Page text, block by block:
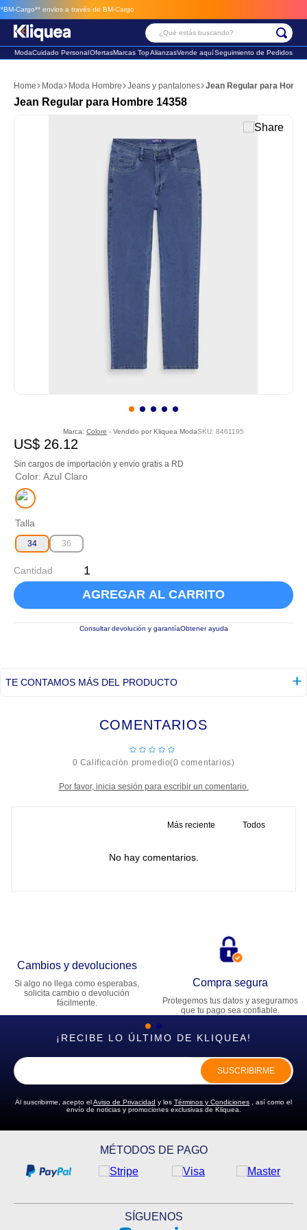
envios a través de BM-Cargo
¿Qué estás buscando?
ModaCuidado PersonalOfertasMarcas TopAlianzasVende aquíSeguimiento de Pedidos
Moda Moda Hombre Jeans y pantalones Jean Regular para
Jean Regular para Hombre 14358
Marca: Colore - Vendido por Kliquea ModaSKU: 8461195
US$ 26.12
Sin cargos de importación y envío gratis a RD
Color: Azul Claro
Talla
34 36
Cantidad
AGREGAR AL CARRITO
Consultar devolución y garantíaObtener ayuda
TE CONTAMOS MÁS DEL PRODUCTO
COMENTARIOS
☆☆☆☆
☆
0 Calificación promedio(0 comentarios)
Por favor, inicia sesión para escribir un comentario.
Más reciente Todos
No hay comentarios.
Cambios y devoluciones
Si algo no llega como esperabas,
solicita cambio o devolución
fácilmente.
Compra segura
Protegemos tus datos y aseguramos
que tu pago sea confiable.
¡RECIBE LO ÚLTIMO DE KLIQUEA!
SUSCRIBIRME
Al suscribirme, acepto elAviso de Privacidad y los Términos y Condiciones , así como el
envío de noticias y promociones exclusivas de Kliquea.
MÉTODOS DE PAGO
SÍGUENOS